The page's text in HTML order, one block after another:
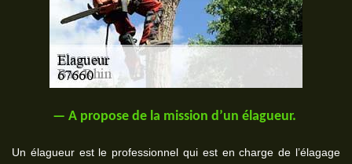
— A propose de la mission d’un élagueur.
Un élagueur est le professionnel qui est en charge de l’élagage